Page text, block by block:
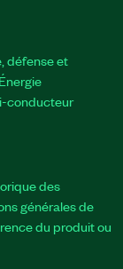
défense et
Énergie​
conducteur
des
générales de
du produit ou